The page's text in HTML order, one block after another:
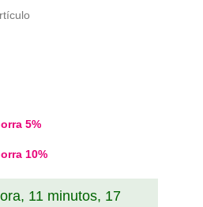
5%
10%
11 minutos, 17